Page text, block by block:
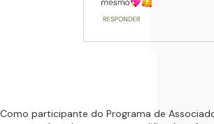
Como participante do Programa de